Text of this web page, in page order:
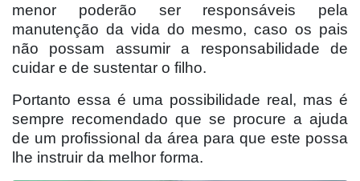
menor poderão ser responsáveis pela
manutenção da vida do mesmo, caso os pais
não possam assumir a responsabilidade de
cuidar e de sustentar o filho.
Portanto essa é uma possibilidade real, mas é
sempre recomendado que se procure a ajuda
de um profissional da área para que este possa
lhe instruir da melhor forma.